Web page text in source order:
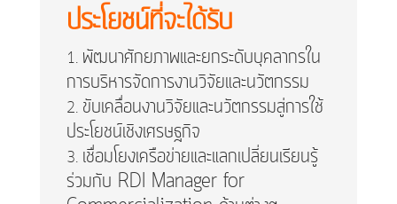
ประโยชน์ที่จะได้รับ
พัฒนาศักยภาพและยกระดับบุคลากรใน
การบริหารจัดการงานวิจัยและนวัตกรรม
ขับเคลื่อนงานวิจัยและนวัตกรรมสู่การใช้
ประโยชน์เชิงเศรษฐกิจ
เชื่อมโยงเครือข่ายและแลกเปลี่ยนเรียนรู้
ร่วมกับ RDI Manager for